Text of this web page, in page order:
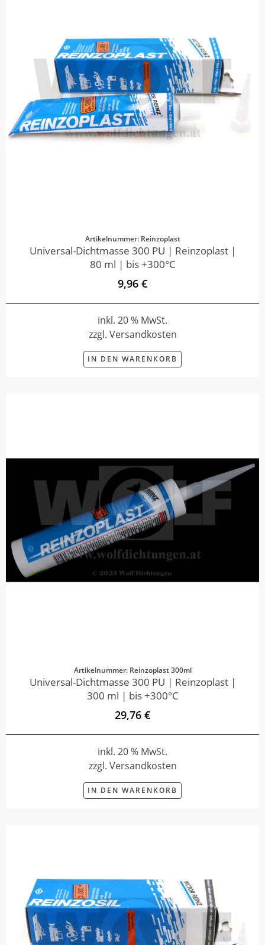
Artikelnummer: Reinzoplast
Universal-Dichtmasse 300 PU | Reinzoplast |
80 ml | bis +300°C
9,96 €
inkl. 20 % MwSt.
zzgl. Versandkosten
IN DEN WARENKORB
Artikelnummer: Reinzoplast 300ml
Universal-Dichtmasse 300 PU | Reinzoplast |
300 ml | bis +300°C
29,76 €
inkl. 20 % MwSt.
zzgl. Versandkosten
IN DEN WARENKORB